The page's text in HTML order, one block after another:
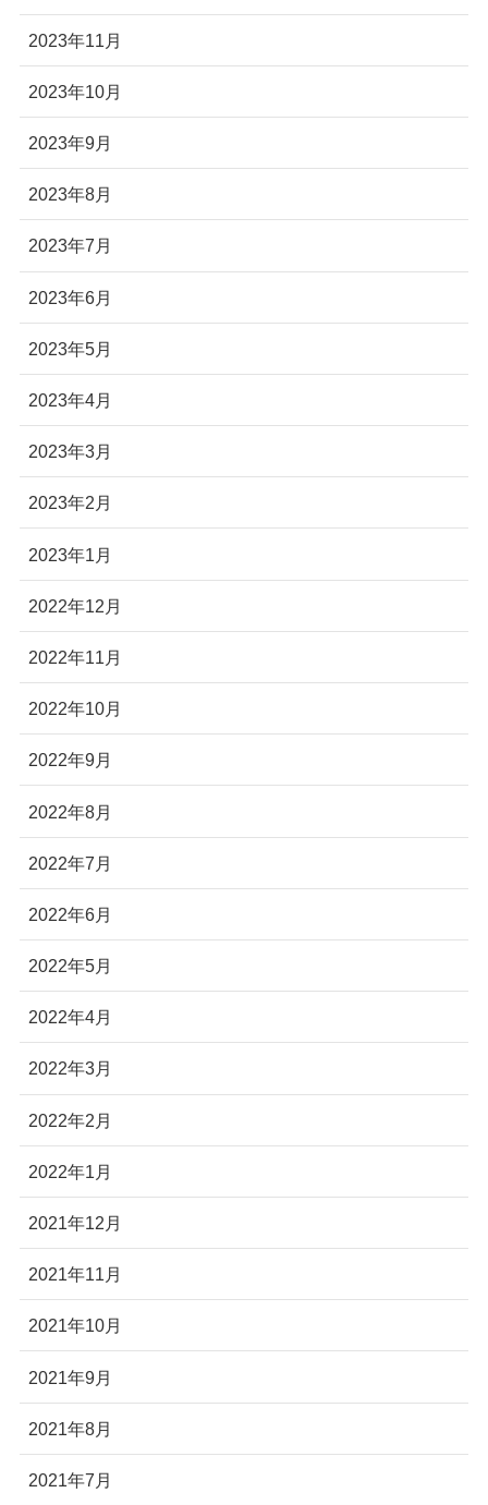
2023年11月
2023年10月
2023年9月
2023年8月
2023年7月
2023年6月
2023年5月
2023年4月
2023年3月
2023年2月
2023年1月
2022年12月
2022年11月
2022年10月
2022年9月
2022年8月
2022年7月
2022年6月
2022年5月
2022年4月
2022年3月
2022年2月
2022年1月
2021年12月
2021年11月
2021年10月
2021年9月
2021年8月
2021年7月